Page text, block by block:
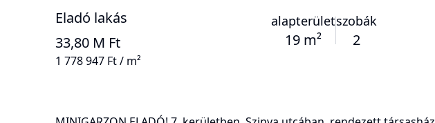
Eladó lakás
33,80 M Ft
alapterület
19 m²
szobák
2
1 778 947 Ft / m²